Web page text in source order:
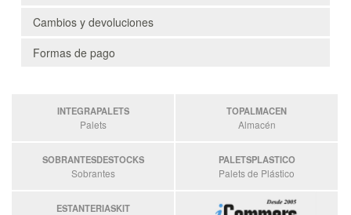
Cambios y devoluciones
Formas de pago
INTEGRAPALETS
Palets
TOPALMACEN
Almacén
SOBRANTESDESTOCKS
Sobrantes
PALETSPLASTICO
Palets de Plástico
ESTANTERIASKIT